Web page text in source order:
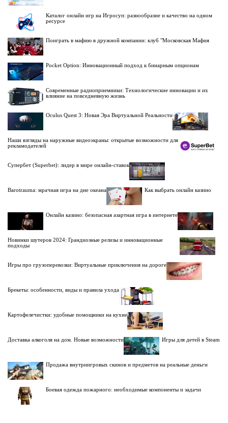
Каталог онлайн игр на Игросуп: разнообразие и качество на одном
ресурсе
Поиграть в мафию в дружной компании: клуб "Московская Мафия
Pocket Option: Инновационный подход к бинарным опционам
Современные радиоприемники: Технологические инновации и их
влияние на повседневную жизнь
Oculus Quest 3: Новая Эра Виртуальной Реальности
Наши взгляды на наружные видеоэкраны: открытые возможности для
рекламодателей
Супербет (Superbet): лидер в мире онлайн-ставок
Barotrauma: мрачная игра на дне океана Как выбрать онлайн казино
Онлайн казино: безопасная азартная игра в интернете
Новинки шутеров 2024: Грандиозные релизы и инновационные
подходы
Игры про грузоперевозки: Виртуальные приключения на дороге
Брекеты: особенности, виды и правила ухода
Картофелечистки: удобные помощники на кухне
Доставка алкоголя на дом. Новые возможности Игры для детей в Steam
Продажа внутриигровых скинов и предметов на реальные деньги
Боевая одежда пожарного: необходимые компоненты и задачи